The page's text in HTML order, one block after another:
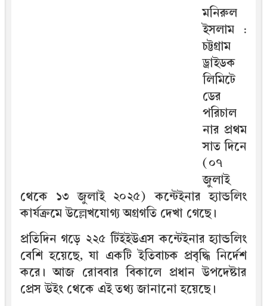
মনিরুল
ইসলাম :
চট্টগ্রাম
ড্রাইডক
লিমিটে
ডের
পরিচাল
নার প্রথম
সাত দিনে
(০৭
জুলাই
থেকে ১৩ জুলাই ২০২৫) কন্টেইনার হ্যান্ডলিং
কার্যক্রমে উল্লেখযোগ্য অগ্রগতি দেখা গেছে।
প্রতিদিন গড়ে ২২৫ টিইইউএস কন্টেইনার হ্যান্ডলিং
বেশি হয়েছে, যা একটি ইতিবাচক প্রবৃদ্ধি নির্দেশ
করে। আজ রোববার বিকালে প্রধান উপদেষ্টার
প্রেস উইং থেকে এই তথ্য জানানো হয়েছে।